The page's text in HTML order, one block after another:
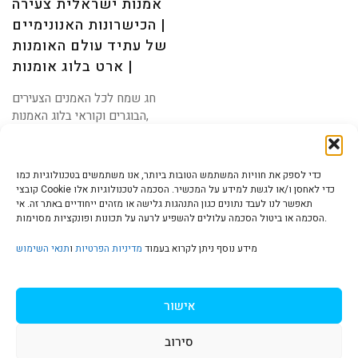
כדי לספק את חוויות המשתמש הטובות ביותר, אנו משתמשים בטכנולוגיות כמו
קובצי Cookie כדי לאחסן ו/או לגשת למידע על המכשיר. הסכמה לטכנולוגיות אלו
תאפשר לנו לעבד נתונים כגון התנהגות גלישה או מזהים ייחודיים באתר זה. אי
הסכמה או ביטול הסכמה עלולים להשפיע לרעה על תכונות ופונקציות מסוימות.
מידע נוסף ניתן לקרוא בעמוד מדיניות הפרטיות ותנאי השימוש
אישור
סירוב
עתיד
האומנות
אומנות
אמנות ישראלית צעירה
| הכישרונות האנונימיים
של עתיד עולם האומנות
| ארט בלוג אומנות
חג שמח לכל האמנים הצעירים
,הבוגרים וקוראי בלוג האמנות
הצהרת נגישות | Accessibility